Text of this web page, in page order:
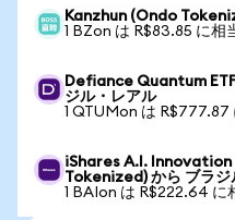
Kanzhun (Ondo
1 BZon は R$83.85 に相
Defiance Quantum
ジル・レアル
1 QTUMon は R$777.87
iShares A.I.
Tokenized) から ブラジ
1 BAIon は R$222.64 に